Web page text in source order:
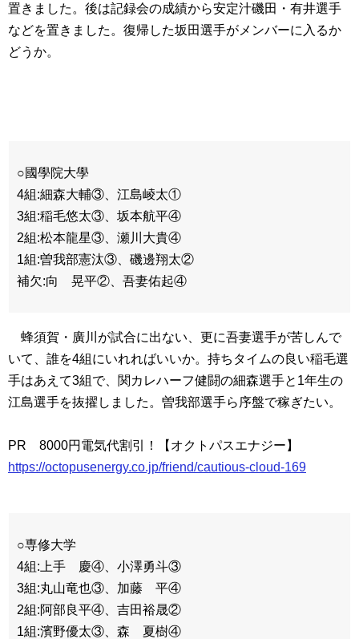
置きました。後は記録会の成績から安定汁磯田・有井選手
などを置きました。復帰した坂田選手がメンバーに入るか
どうか。
○國學院大學
4組:細森大輔③、江島崚太①
3組:稲毛悠太③、坂本航平④
2組:松本龍星③、瀬川大貴④
1組:曽我部憲汰③、磯邊翔太②
補欠:向 晃平②、吾妻佑起④
蜂須賀・廣川が試合に出ない、更に吾妻選手が苦しんで
いて、誰を4組にいれればいいか。持ちタイムの良い稲毛選
手はあえて3組で、関カレハーフ健闘の細森選手と1年生の
江島選手を抜擢しました。曽我部選手ら序盤で稼ぎたい。
PR 8000円電気代割引！【オクトパスエナジー】
https://octopusenergy.co.jp/friend/cautious-cloud-169
○専修大学
4組:上手 慶④、小澤勇斗③
3組:丸山竜也③、加藤 平④
2組:阿部良平④、吉田裕晟②
1組:濱野優太③、森 夏樹④